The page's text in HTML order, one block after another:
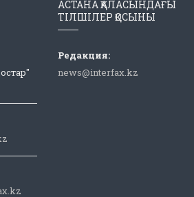
АСТАНА ҚАЛАСЫНДАҒЫ
ТІЛШІЛЕР ҚОСЫНЫ
Редакция:
news@interfax.kz